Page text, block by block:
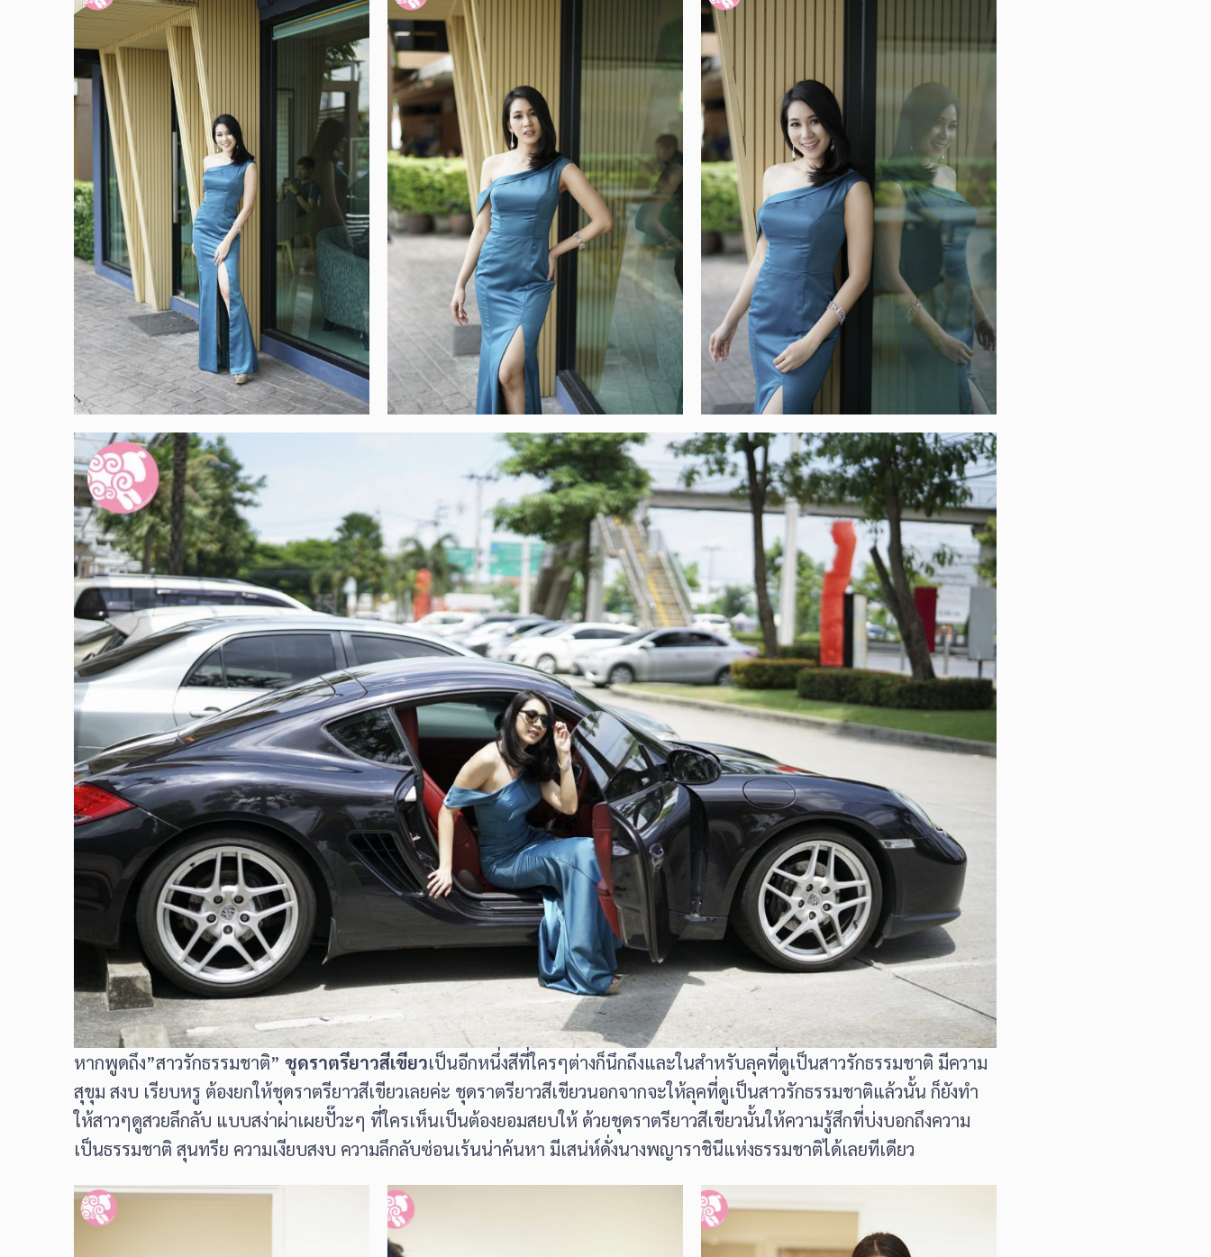
หากพูดถึง”สาวรักธรรมชาติ” ชุดราตรียาวสีเขียวเป็นอีกหนึ่งสีที่ใครๆต่างก็นึกถึงและในสำหรับลุคที่ดูเป็นสาวรักธรรมชาติ มีความ
สุขุม สงบ เรียบหรู ต้องยกให้ชุดราตรียาวสีเขียวเลยค่ะ ชุดราตรียาวสีเขียวนอกจากจะให้ลุคที่ดูเป็นสาวรักธรรมชาติแล้วนั้น ก็ยังทำ
ให้สาวๆดูสวยลึกลับ แบบสง่าผ่าเผยปั๊วะๆ ที่ใครเห็นเป็นต้องยอมสยบให้ ด้วยชุดราตรียาวสีเขียวนั้นให้ความรู้สึกที่บ่งบอกถึงความ
เป็นธรรมชาติ สุนทรีย ความเงียบสงบ ความลึกลับซ่อนเร้นน่าค้นหา มีเสน่ห์ดั่งนางพญาราชินีแห่งธรรมชาติได้เลยทีเดียว